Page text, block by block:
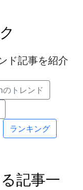
ド記事を紹介
のトレンド
ランキング
記事一